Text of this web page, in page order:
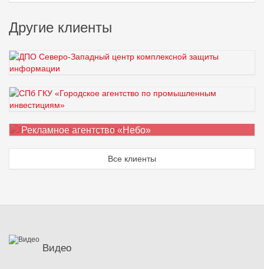
Другие клиенты
защиты информации
промышленным инвестициям»
Рекламное агентство «Небо»
Все клиенты
Видео